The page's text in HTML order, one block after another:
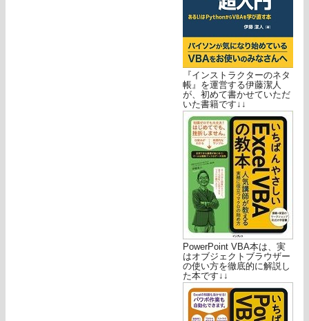
『インストラクターのネタ
帳』を運営する伊藤潔人
が、初めて書かせていただ
いた書籍です↓↓
PowerPoint VBA本は、実
はオブジェクトブラウザー
の使い方を徹底的に解説し
た本です↓↓